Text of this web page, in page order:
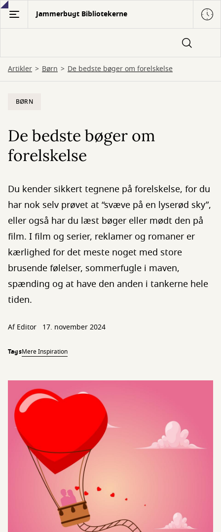
Gå
hovedindhold
Jammerbugt Bibliotekerne
Artikler Børn De bedste bøger om forelskelse
BØRN
De bedste bøger om
forelskelse
Du kender sikkert tegnene på forelskelse, for du
har nok selv prøvet at “svæve på en lyserød sky”,
eller også har du læst bøger eller mødt den på
film. I film og serier, reklamer og romaner er
kærlighed for det meste noget med store
brusende følelser, sommerfugle i maven,
spænding og at have den anden i tankerne hele
tiden.
Af Editor 17. november 2024
TagsMere Inspiration